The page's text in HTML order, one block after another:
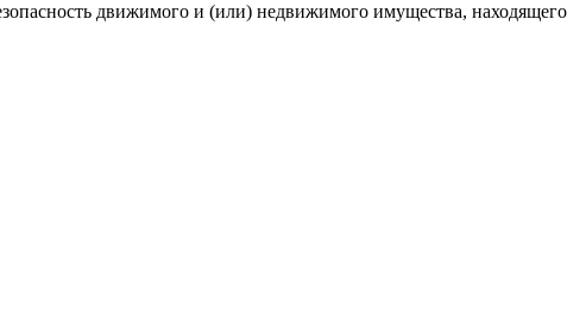
движимого и (или) недвижимого имущества,